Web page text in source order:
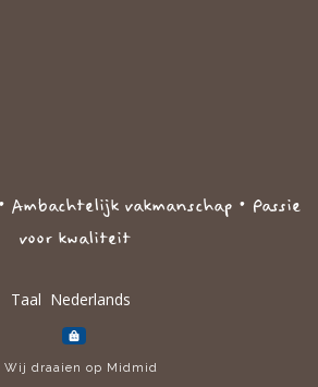
vakmanschap • Passie
voor kwaliteit
Taal
Wij draaien op Midmid